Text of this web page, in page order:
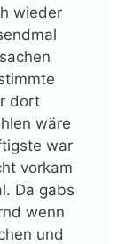
wieder
dort
wäre
war
vorkam
Da gabs
wenn
und